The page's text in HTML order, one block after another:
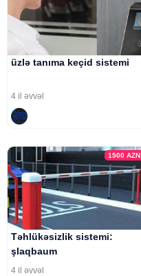
üzlə tanıma keçid sistemi
4 il əvvəl
1500AZN
Təhlükəsizlik sistemi:
şlaqbaum
4 il əvvəl